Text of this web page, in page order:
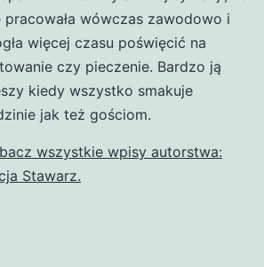
pracowała wówczas zawodowo i
więcej czasu poświęcić na
czy pieczenie. Bardzo ją
kiedy wszystko smakuje
jak też gościom.
wszystkie wpisy autorstwa:
Stawarz.